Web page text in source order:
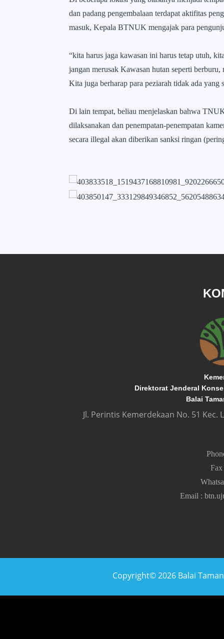
dan padang pengembalaan terdapat aktifitas
masuk, Kepala BTNUK mengajak para
“kita harus jaga kawasan ini harus tetap utuh,
jangan merusak Kawasan hutan seperti
Kita juga berharap para peziarah tidak ada
Di lain tempat, beliau menjelaskan bahwa
dilaksanakan dan penempatan-penempatan
secara illegal akan diberikan sanksi ringan
Direktorat Jenderal
Balai
Jl. Perintis Kemerdekaan No. 51
Fax
Email :
Copyright© 2026 Balai